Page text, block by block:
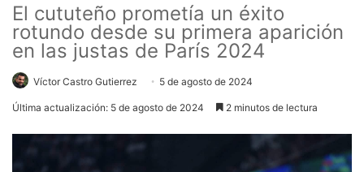
El cututeño prometía un éxito
rotundo desde su primera aparición
en las justas de París 2024
Víctor Castro Gutierrez 5 de agosto de 2024
Última actualización: 5 de agosto de 2024 2 minutos de lectura